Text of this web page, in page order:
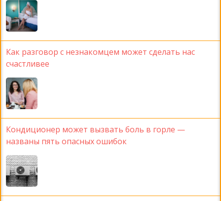
Как разговор с незнакомцем может сделать нас
счастливее
Кондиционер может вызвать боль в горле —
названы пять опасных ошибок